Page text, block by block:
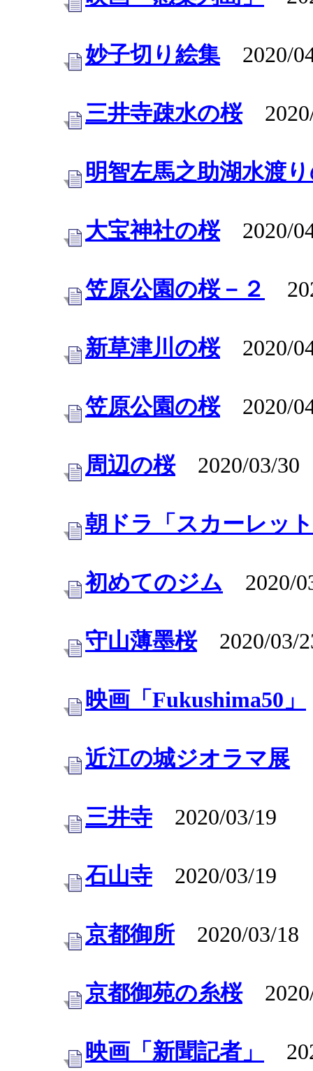
妙子切り絵集 2020/
三井寺疎水の桜2020/
明智左馬之助湖水渡
大宝神社の桜2020/
笠原公園の桜－２
新草津川の桜2020/
笠原公園の桜2020/
周辺の桜2020/03/30
朝ドラ「スカーレッ
初めてのジム 2020/
守山薄墨桜2020/03/
映画「Fukushima50」
近江の城ジオラマ展
三井寺 2020/03/19
石山寺 2020/03/19
京都御所 2020/03/18
京都御苑の糸桜2020/
映画「新聞記者」